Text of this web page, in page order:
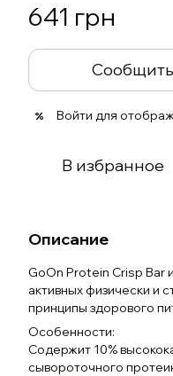
641 грн
% Войти для
В избранное
Описание
GoOn Protein Crisp Bar
активных физически и
принципы здорового
Особенности:
Содержит 10%
сывороточного